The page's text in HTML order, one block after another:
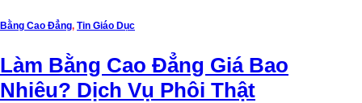
Bằng Cao Đẳng, Tin Giáo Dục
Làm Bằng Cao Đẳng Giá Bao
Nhiêu? Dịch Vụ Phôi Thật